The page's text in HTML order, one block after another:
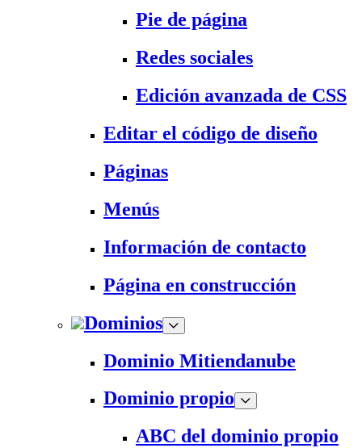
Pie de página
Redes sociales
Edición avanzada de CSS
Editar el código de diseño
Páginas
Menús
Información de contacto
Página en construcción
Dominios
Dominio Mitiendanube
Dominio propio
ABC del dominio propio